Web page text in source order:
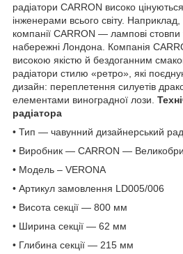
радіатори CARRON високо
інженерами всього світу. Наприклад,
компанії CARRON — лампові
набережні Лондона. Компанія
високою якістю й бездоганним
радіатори стилю «ретро», які
дизайн: переплетення силуетів
елементами виноградної лози.
радіатора
• Тип — чавунний дизайнерський
• Виробник — CARRON —
• Модель – VERONA
• Артикул замовлення LD005/006
• Висота секції — 800 мм
• Ширина секції — 62 мм
• Глибина секції — 215 мм